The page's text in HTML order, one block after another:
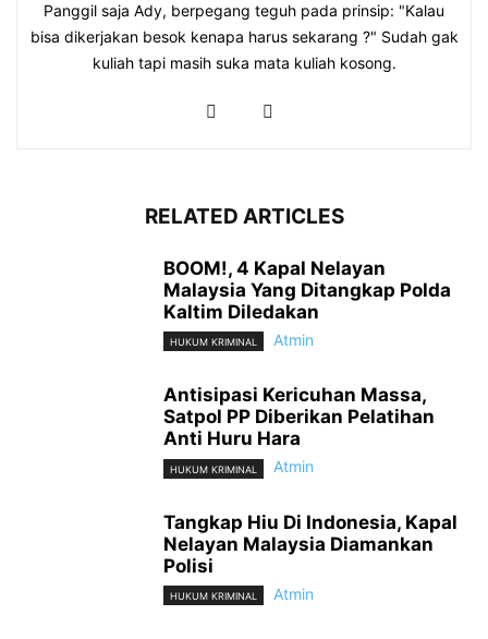
Panggil saja Ady, berpegang teguh pada prinsip: "Kalau
bisa dikerjakan besok kenapa harus sekarang ?" Sudah gak
kuliah tapi masih suka mata kuliah kosong.
RELATED ARTICLES
BOOM!, 4 Kapal Nelayan
Malaysia Yang Ditangkap Polda
Kaltim Diledakan
HUKUM KRIMINAL Atmin
Antisipasi Kericuhan Massa,
Satpol PP Diberikan Pelatihan
Anti Huru Hara
HUKUM KRIMINAL Atmin
Tangkap Hiu Di Indonesia, Kapal
Nelayan Malaysia Diamankan
Polisi
HUKUM KRIMINAL Atmin